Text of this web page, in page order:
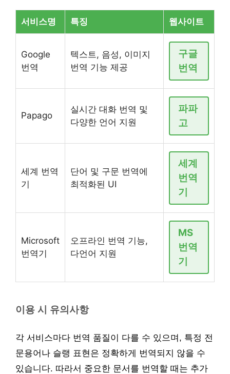
서비스명 특징 웹사이트
Google
번역
텍스트, 음성, 이미지
번역 기능 제공
구글
번역
Papago
실시간 대화 번역 및
다양한 언어 지원
파파
고
세계 번역
기
단어 및 구문 번역에
최적화된 UI
세계
번역
기
Microsoft
번역기
오프라인 번역 기능,
다언어 지원
MS
번역
기
이용 시 유의사항
각 서비스마다 번역 품질이 다를 수 있으며, 특정 전
문용어나 슬랭 표현은 정확하게 번역되지 않을 수
있습니다. 따라서 중요한 문서를 번역할 때는 추가